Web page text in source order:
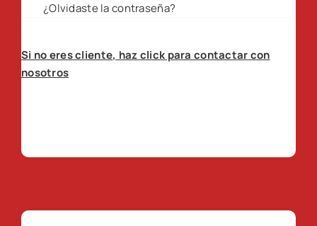
¿Olvidaste la contraseña?
Si no eres cliente, haz click para contactar con
nosotros